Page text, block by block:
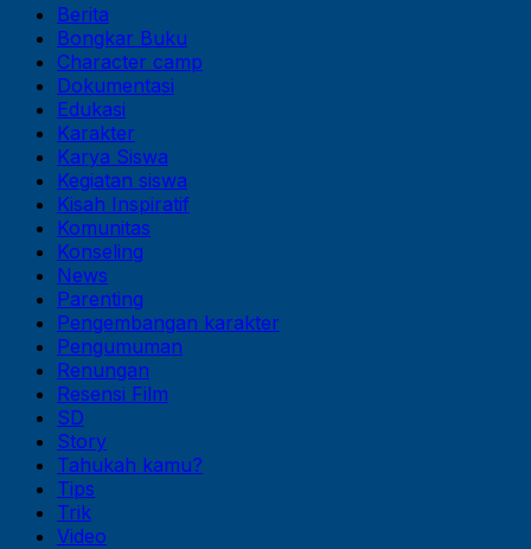
Berita
Bongkar Buku
Character camp
Dokumentasi
Edukasi
Karakter
Karya Siswa
Kegiatan siswa
Kisah Inspiratif
Komunitas
Konseling
News
Parenting
Pengembangan karakter
Pengumuman
Renungan
Resensi Film
SD
Story
Tahukah kamu?
Tips
Trik
Video